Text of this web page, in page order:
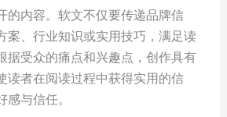
的内容。软文不仅要传递品牌信
案、行业知识或实用技巧，满足读
据受众的痛点和兴趣点，创作具有
读者在阅读过程中获得实用的信
与信任。